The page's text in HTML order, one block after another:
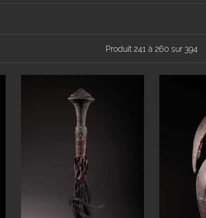
Produit 241 à 260 sur 394